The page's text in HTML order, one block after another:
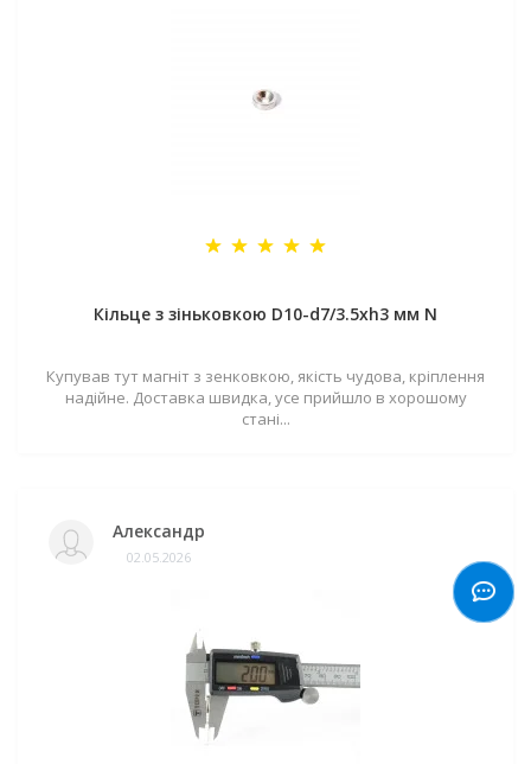
Кільце з зіньковкою D10-d7/3.5хh3 мм N
Купував тут магніт з зенковкою, якість чудова, кріплення
надійне. Доставка швидка, усе прийшло в хорошому
стані...
Александр
02.05.2026